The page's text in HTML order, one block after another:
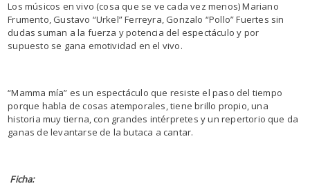
Los músicos en vivo (cosa que se ve cada vez menos) Mariano
Frumento, Gustavo “Urkel” Ferreyra, Gonzalo “Pollo” Fuertes sin
dudas suman a la fuerza y potencia del espectáculo y por
supuesto se gana emotividad en el vivo.
“Mamma mía” es un espectáculo que resiste el paso del tiempo
porque habla de cosas atemporales, tiene brillo propio, una
historia muy tierna, con grandes intérpretes y un repertorio que da
ganas de levantarse de la butaca a cantar.
Ficha: